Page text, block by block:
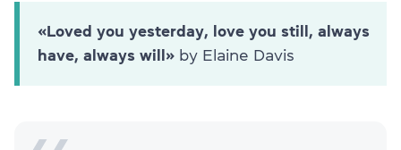
«Loved you yesterday, love you still, always
have, always will» by Elaine Davis